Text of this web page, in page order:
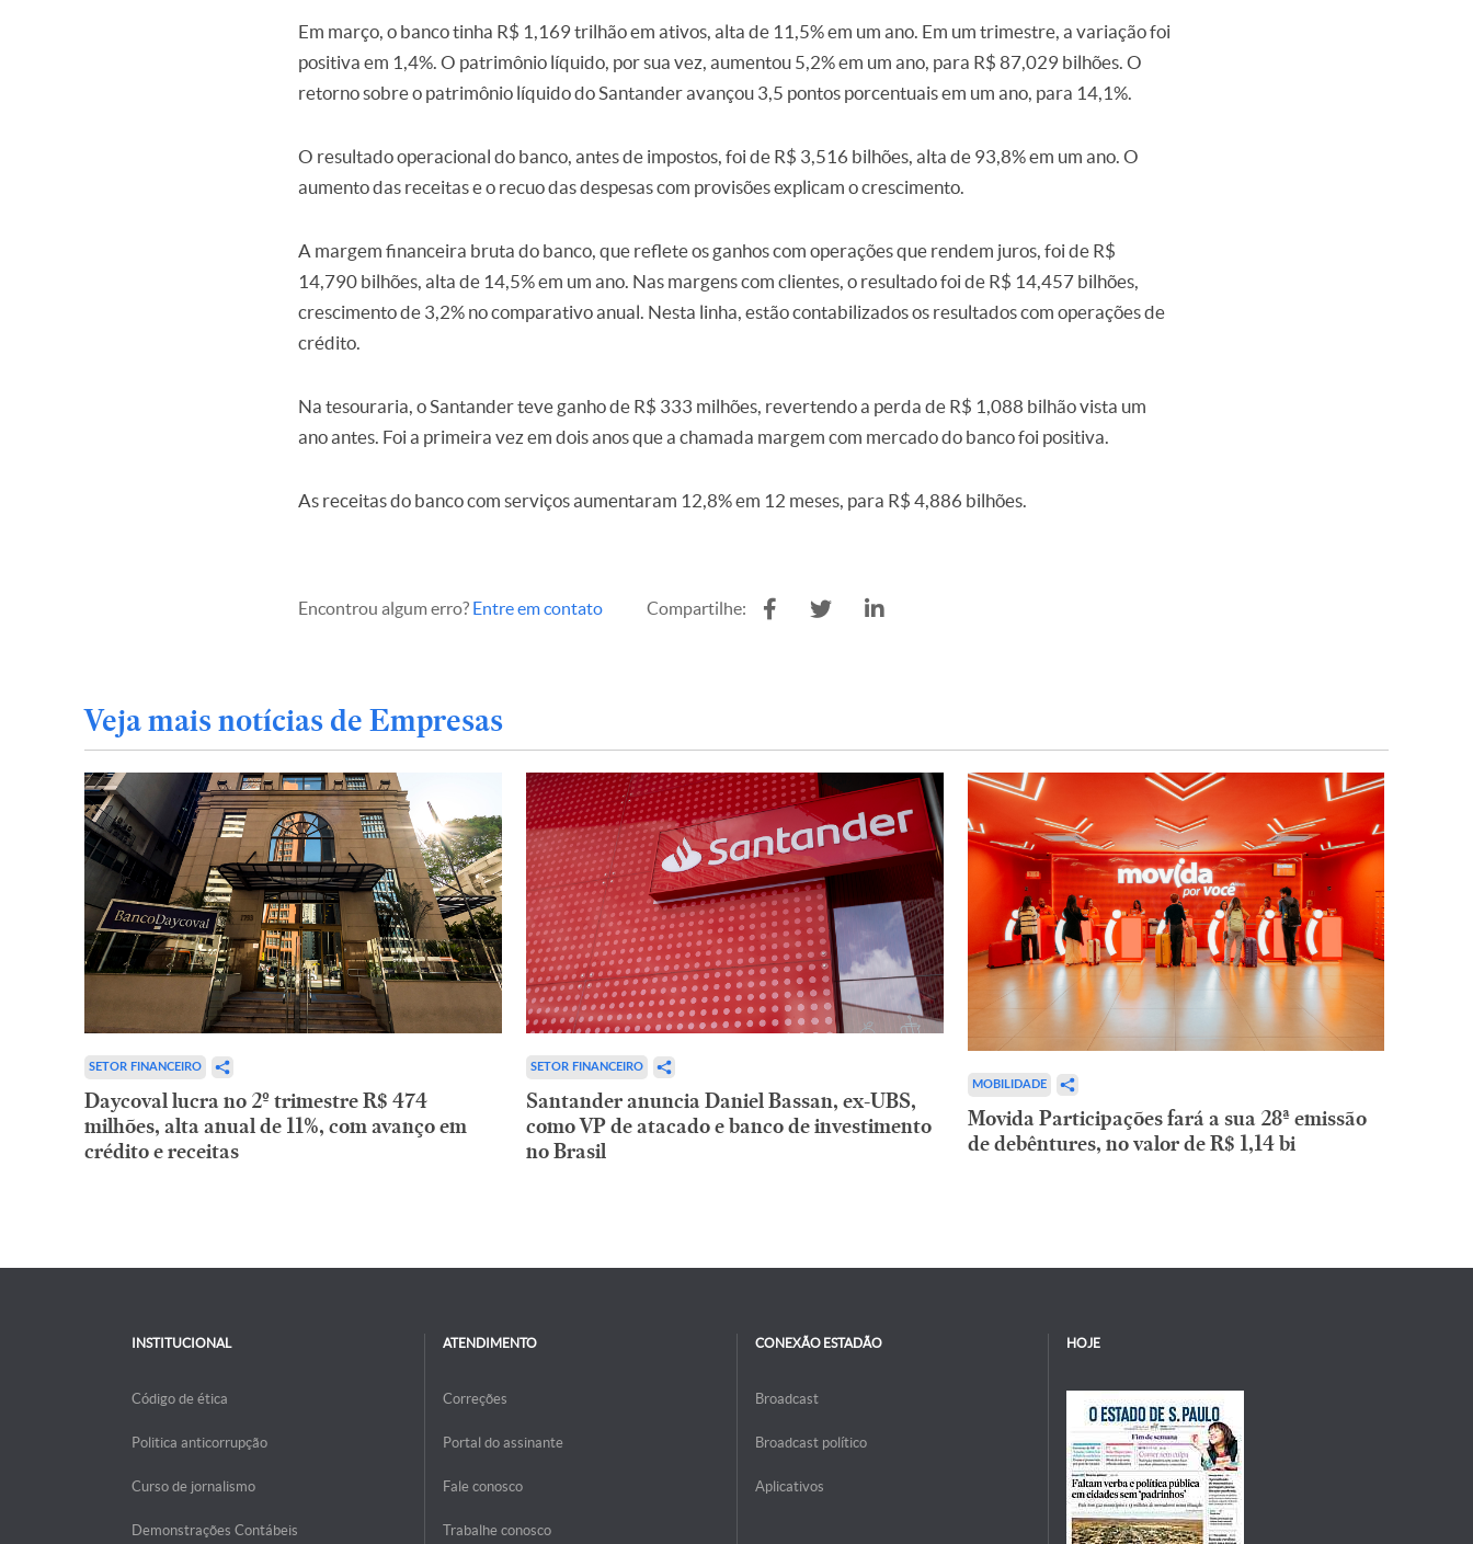
Em março, o banco tinha R$ 1,169 trilhão em ativos, alta de 11,5% em um ano. Em um trimestre, a variação foi
positiva em 1,4%. O patrimônio líquido, por sua vez, aumentou 5,2% em um ano, para R$ 87,029 bilhões. O
retorno sobre o patrimônio líquido do Santander avançou 3,5 pontos porcentuais em um ano, para 14,1%.
O resultado operacional do banco, antes de impostos, foi de R$ 3,516 bilhões, alta de 93,8% em um ano. O
aumento das receitas e o recuo das despesas com provisões explicam o crescimento.
A margem financeira bruta do banco, que reflete os ganhos com operações que rendem juros, foi de R$
14,790 bilhões, alta de 14,5% em um ano. Nas margens com clientes, o resultado foi de R$ 14,457 bilhões,
crescimento de 3,2% no comparativo anual. Nesta linha, estão contabilizados os resultados com operações de
crédito.
Na tesouraria, o Santander teve ganho de R$ 333 milhões, revertendo a perda de R$ 1,088 bilhão vista um
ano antes. Foi a primeira vez em dois anos que a chamada margem com mercado do banco foi positiva.
As receitas do banco com serviços aumentaram 12,8% em 12 meses, para R$ 4,886 bilhões.
Encontrou algum erro? Entre em contato Compartilhe:
Veja mais notícias de Empresas
SETOR FINANCEIRO
Daycoval lucra no 2º trimestre R$ 474
milhões, alta anual de 11%, com avanço em
crédito e receitas
SETOR FINANCEIRO
Santander anuncia Daniel Bassan, ex-UBS,
como VP de atacado e banco de investimento
no Brasil
MOBILIDADE
Movida Participações fará a sua 28ª emissão
de debêntures, no valor de R$ 1,14 bi
INSTITUCIONAL
Código de ética
Politica anticorrupção
Curso de jornalismo
Demonstrações Contábeis
ATENDIMENTO
Correções
Portal do assinante
Fale conosco
Trabalhe conosco
CONEXÃO ESTADÃO
Broadcast
Broadcast político
Aplicativos
HOJE